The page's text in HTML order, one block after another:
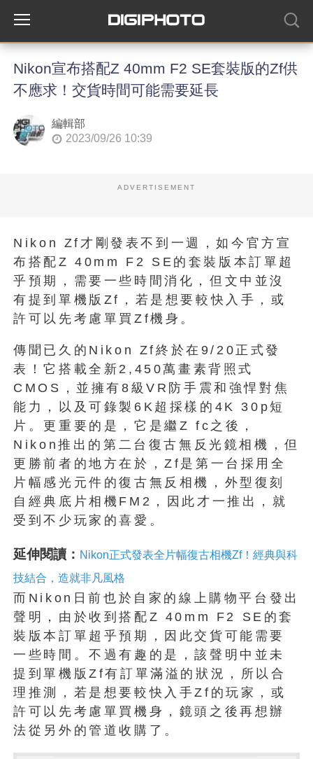
Nikon宣布搭配Z 40mm F2 SE套裝版的Zf供
不應求！交貨時間可能需要延長
編輯部
2023/09/26 10:39
ADVERTISEMENT
Nikon Zf才剛發表不到一週，如今官方宣
布搭配Z 40mm F2 SE的套裝版本訂單超
乎預期，需要一些時間消化，但文中並沒
有提到單機版Zf，若是想要較快入手，或
許可以先考慮單買Zf機身。
傳聞已久的Nikon Zf終於在9/20正式發
表！它搭載全新2,450萬畫素背照式
CMOS，並擁有8級VR防手震和強悍對焦
能力，以及可錄製6K超採樣的4K 30p短
片。更重要的是，它是繼Z fc之後，
Nikon推出的第二台復古無反光鏡相機，但
更勝前者的地方在於，Zf是第一台採用全
片幅感光元件的復古無反相機，外型復刻
自經典底片相機FM2，因此才一推出，就
受到不少玩家的喜愛。
延伸閱讀： Nikon正式發表全片幅復古相機Zf！經典與科
技結合，造就非凡風格
而Nikon日前也於自家的線上購物平台發出
聲明，由於收到搭配Z 40mm F2 SE的套
裝版本訂單超乎預期，因此交貨可能需要
一些時間。不過有趣的是，該聲明中並未
提到單機版Zf有訂單滿溢的狀況，所以合
理推測，若是想要較快入手Zf的玩家，或
許可以先考慮單買機身，鏡頭之後再想辦
法從另外的管道收購了。